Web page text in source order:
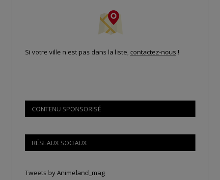
Si votre ville n'est pas dans la liste, contactez-nous !
CONTENU SPONSORISÉ
RÉSEAUX SOCIAUX
Tweets by Animeland_mag